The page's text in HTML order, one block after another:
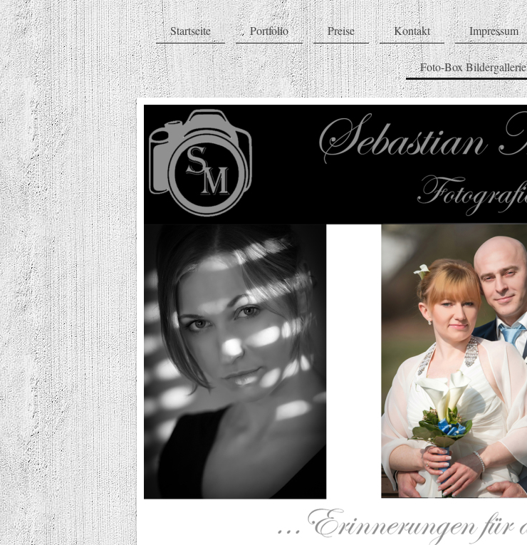
Startseite Portfolio Preise Kontakt Impressum
Foto-Box Bildergallerie